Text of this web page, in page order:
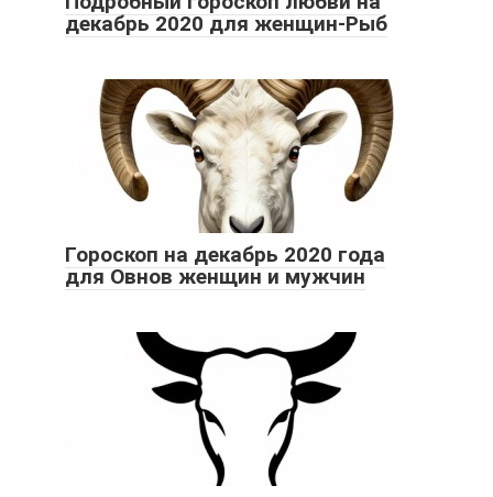
декабрь 2020 для женщин-Рыб
Гороскоп на декабрь 2020 года
для Овнов женщин и мужчин